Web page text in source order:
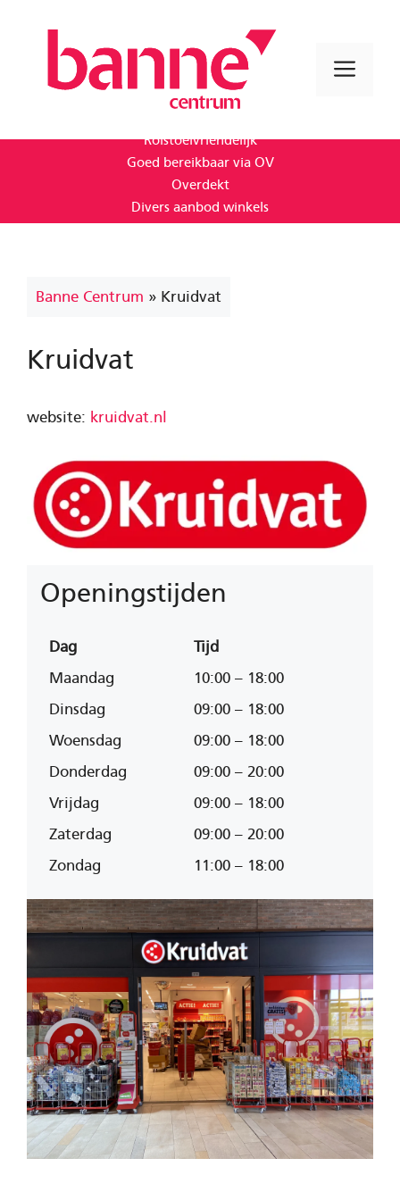
Rolstoelvriendelijk
Goed bereikbaar via OV
Overdekt
Divers aanbod winkels
Banne Centrum » Kruidvat
Kruidvat
website: kruidvat.nl
Openingstijden
Dag
Tijd
Maandag
10:00 – 18:00
Dinsdag
09:00 – 18:00
Woensdag
09:00 – 18:00
Donderdag
09:00 – 20:00
Vrijdag
09:00 – 18:00
Zaterdag
09:00 – 20:00
Zondag
11:00 – 18:00